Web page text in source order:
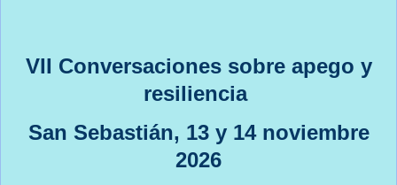
VII Conversaciones sobre apego y
resiliencia
San Sebastián, 13 y 14 noviembre
2026